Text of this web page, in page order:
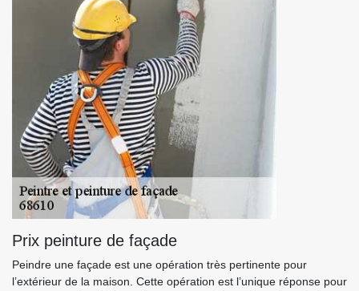
Prix peinture de façade
Peindre une façade est une opération très pertinente pour
l’extérieur de la maison. Cette opération est l’unique réponse pour